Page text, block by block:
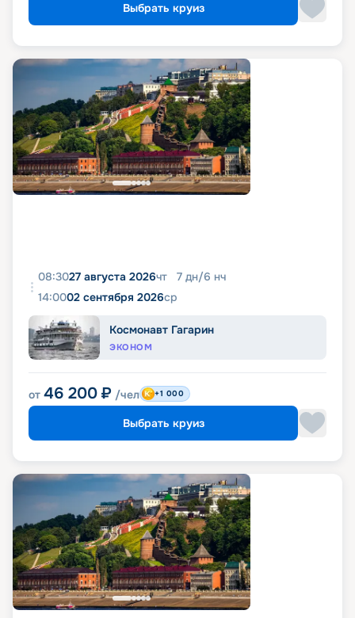
Выбрать круиз
08:3027 августа 2026чт 7 дн/6 нч
14:0002 сентября 2026ср
Космонавт Гагарин
ЭКОНОМ
от 46 200 ₽ /чел +1 000
Выбрать круиз